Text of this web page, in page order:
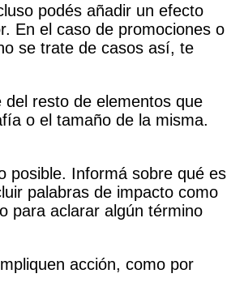
podés añadir un efecto
En el caso de promociones o
se trate de casos así, te
resto de elementos que
o el tamaño de la misma.
posible. Informá sobre qué es
palabras de impacto como
para aclarar algún término
acción, como por